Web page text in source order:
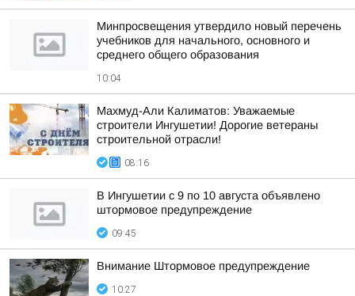
Минпросвещения утвердило новый перечень
учебников для начального, основного и
среднего общего образования
10:04
Махмуд-Али Калиматов: Уважаемые
строители Ингушетии! Дорогие ветераны
строительной отрасли!
08:16
В Ингушетии с 9 по 10 августа объявлено
штормовое предупреждение
09:45
Внимание Штормовое предупреждение
10:27